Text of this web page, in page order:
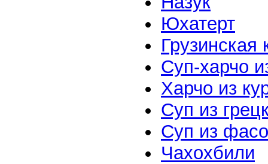
Юхатерт
Грузинская
Суп-харчо
Харчо из
Суп из
Суп из
Чахохбили